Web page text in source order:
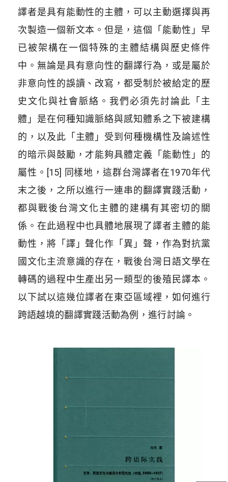
譯者是具有能動性的主體，可以主動選擇與再
次製造一個新文本。但是，這個「能動性」早
已被架構在一個特殊的主體結構與歷史條件
中。無論是具有意向性的翻譯行為，或是屬於
非意向性的誤讀、改寫，都受制於被給定的歷
史文化與社會脈絡。我們必須先討論此「主
體」是在何種知識脈絡與感知體系之下被建構
的，以及此「主體」受到何種機構性及論述性
的暗示與鼓勵，才能夠具體定義「能動性」的
屬性。[15] 同樣地，這群台灣譯者在1970年代
末之後，之所以進行一連串的翻譯實踐活動，
都與戰後台灣文化主體的建構有其密切的關
係。在此過程中也具體地展現了譯者主體的能
動性，將「譯」聲化作「異」聲，作為對抗黨
國文化主流意識的存在，戰後台灣日語文學在
轉碼的過程中生產出另一類型的後殖民譯本。
以下試以這幾位譯者在東亞區域裡，如何進行
跨語越境的翻譯實踐活動為例，進行討論。